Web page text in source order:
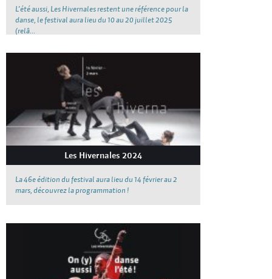
L’été aussi, Les Hivernales restent une référence pour la
danse, le festival aura lieu du 10 au 20 juillet 2025
(relâ...
Les Hivernales 2024
La 46e édition du festival aura lieu du 14 février au 2
mars, découvrez la programmation !